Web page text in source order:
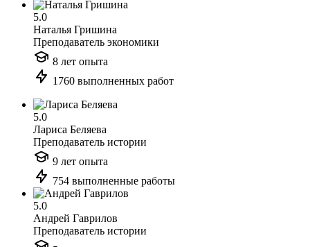
5.0
Наталья Гришина
Преподаватель экономики
8 лет опыта
1760 выполненных работ
5.0
Лариса Беляева
Преподаватель истории
9 лет опыта
754 выполненные работы
5.0
Андрей Гаврилов
Преподаватель истории